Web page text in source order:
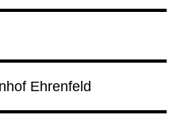
Ehrenfeld